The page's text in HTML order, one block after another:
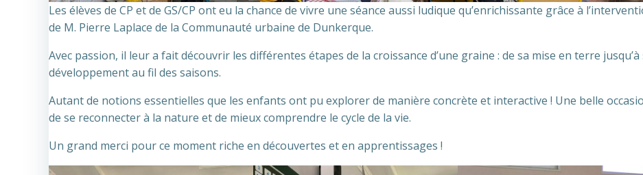
Les élèves de CP et de GS/CP ont eu la chance de vivre une séance aussi ludique qu’enrichissante grâce à
de M. Pierre Laplace de la Communauté urbaine de Dunkerque.
Avec passion, il leur a fait découvrir les différentes étapes de la croissance d’une graine : de sa mise en terre jusqu’à
développement au fil des saisons.
Autant de notions essentielles que les enfants ont pu explorer de manière concrète et interactive ! Une belle
de se reconnecter à la nature et de mieux comprendre le cycle de la vie.
Un grand merci pour ce moment riche en découvertes et en apprentissages !